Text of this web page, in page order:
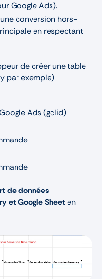
Google Ads).
conversion hors-
en respectant
de créer une table
par exemple)
Ads (gclid)
de données
et Google Sheeten